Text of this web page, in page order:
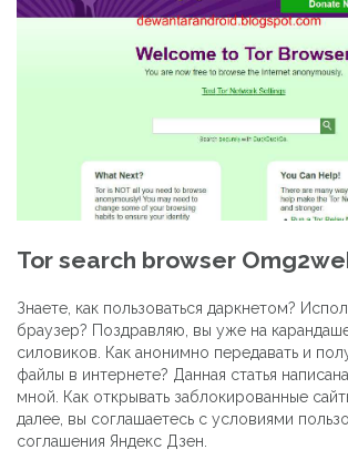
Tor search browser
Знаете, как пользоваться даркнетом?
браузер? Поздравляю, вы уже на
силовиков. Как анонимно передавать и
файлы в интернете? Данная статья
мной. Как открывать заблокированные
далее, вы соглашаетесь с условиями
соглашения Яндекс Дзен.